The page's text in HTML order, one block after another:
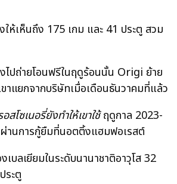
ให้เห็นถึง 175 เกม และ 41 ประตู สวม
ไปถ่ายโอนฟรีในฤดูร้อนนั้น Origi ย้าย
าแยกจากบริษัทเมื่อเดือนธันวาคมที่แล้ว
อสโซเนอรี่ยังทำให้เขาใช้ฤดูกาล 2023-
านการกู้ยืมที่นอตติ้งแฮมฟอเรสต์
บลเยียมในระดับนานาชาติอาวุโส 32
ระตู